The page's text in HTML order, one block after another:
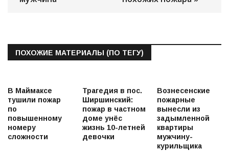
ПОХОЖИЕ МАТЕРИАЛЫ (ПО ТЕГУ)
В Маймаксе
тушили пожар
по
повышенному
номеру
сложности
Трагедия в пос.
Ширшинский:
пожар в частном
доме унёс
жизнь 10-летней
девочки
Вознесенские
пожарные
вынесли из
задымленной
квартиры
мужчину-
курильщика